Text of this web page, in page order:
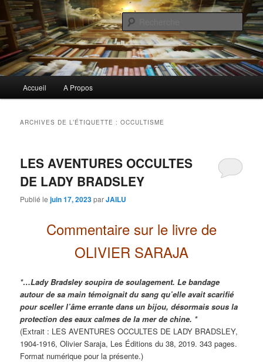
Aller
au
contenu
principal
Aller
au
contenu
secondaireBiblioclo
Commentaires littéraires en tout genre
principal
Accueil A Propos
ARCHIVES DE L’ÉTIQUETTE :OCCULTISME
LES AVENTURES OCCULTES
DE LADY BRADSLEY
Publié lejuin 17, 2023parJAILU
Commentaire sur le livre de
OLIVIER SARAJA
*…Lady Bradsley soupira de soulagement. Le bandage
autour de sa main témoignait du sang qu’elle avait scarifié
pour sceller l’âme errante dans un bijou, désormais sous la
protection des eaux calmes de la mer de chine. *
(Extrait : LES AVENTURES OCCULTES DE LADY BRADSLEY,
1904-1916, Olivier Saraja, Les Éditions du 38, 2019. 343 pages.
Format numérique pour la présente.)